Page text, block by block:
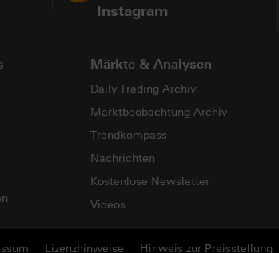
Instagram
Märkte & Analysen
Daily Trading Archiv
Marktbeobachtung Archiv
Trendkompass
Nachrichten
Kostenlose Newsletter
Videos
Lizenzhinweise Hinweis zur Preisstellung